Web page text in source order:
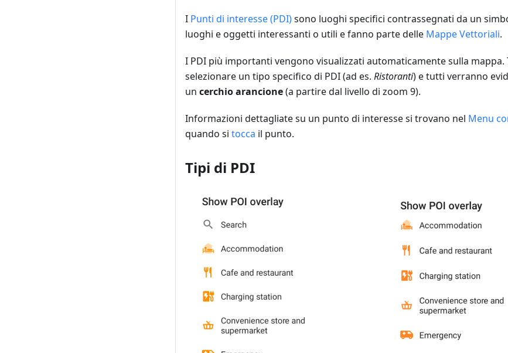
I Punti di interesse (PDI)sono luoghi specifici contrassegnati da un
luoghi e oggetti interessanti o utili e fanno parte delle Mappe Vettoriali.
I PDI più importanti vengono visualizzati automaticamente sulla mappa.
selezionare un tipo specifico di PDI (ad es. Ristoranti) e tutti verranno
un cerchio arancione(a partire dal livello di zoom 9).
Informazioni dettagliate su un punto di interesse si trovano nel Menu
quando si tocca il punto.
Tipi di PDI